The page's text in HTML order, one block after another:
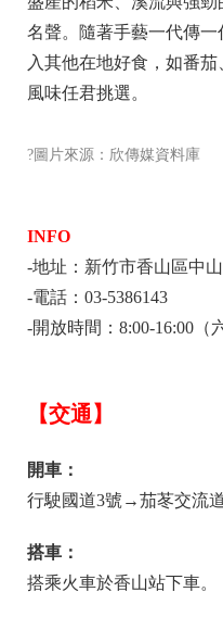
名聲。隨著手藝一代傳
入其他在地好食，如番
風味任君挑選。
?圖片來源：欣傳媒資料庫
INFO
-地址：新竹市香山區中
-電話：03-5386143
-開放時間：8:00-16:00（
【交通】
開車：
行駛國道3號→茄苳交流
搭車：
搭乘火車於香山站下車。